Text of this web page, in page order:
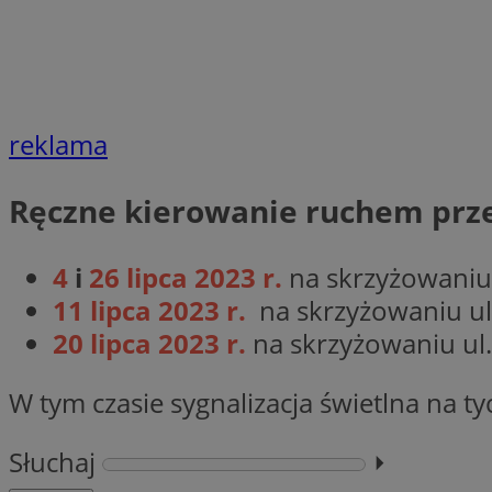
reklama
Ręczne kierowanie ruchem
4 i 26 lipca 2023 r. na
11 lipca 2023 r. na skrzyżowaniu
20 lipca 2023 r. na skrzyżowaniu
W tym czasie sygnalizacja świetlna na
Słuchaj
⏵︎
Nazwa
_ga_L2744325BY
Nazwa
tt_viewer
DSID
Nazwa
__mguid_